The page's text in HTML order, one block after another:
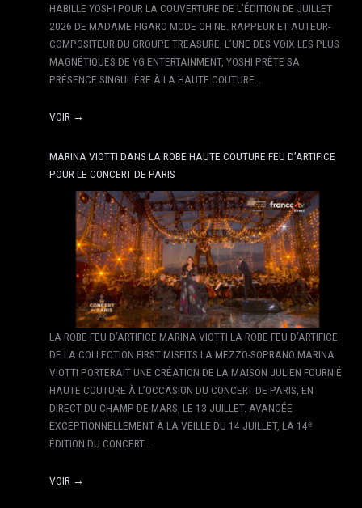
HABILLE YOSHI POUR LA COUVERTURE DE L’ÉDITION DE JUILLET
2026 DE MADAME FIGARO MODE CHINE. RAPPEUR ET AUTEUR-
COMPOSITEUR DU GROUPE TREASURE, L’UNE DES VOIX LES PLUS
MAGNÉTIQUES DE YG ENTERTAINMENT, YOSHI PRÊTE SA
PRÉSENCE SINGULIÈRE À LA HAUTE COUTURE…
VOIR →
MARINA VIOTTI DANS LA ROBE HAUTE COUTURE FEU D’ARTIFICE
POUR LE CONCERT DE PARIS
LA ROBE FEU D’ARTIFICE MARINA VIOTTI LA ROBE FEU D’ARTIFICE
DE LA COLLECTION FIRST MISFITS LA MEZZO-SOPRANO MARINA
VIOTTI PORTERAIT UNE CRÉATION DE LA MAISON JULIEN FOURNIÉ
HAUTE COUTURE À L’OCCASION DU CONCERT DE PARIS, EN
DIRECT DU CHAMP-DE-MARS, LE 13 JUILLET. AVANCÉE
EXCEPTIONNELLEMENT À LA VEILLE DU 14 JUILLET, LA 14ᵉ
ÉDITION DU CONCERT…
VOIR →